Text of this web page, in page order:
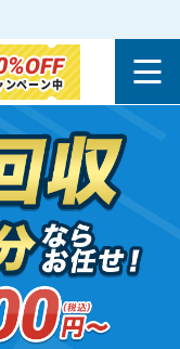
OFF
ンペーン中